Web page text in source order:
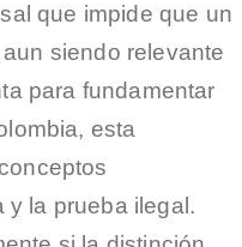
que impide que un
siendo relevante
para fundamentar
esta
y la prueba ilegal.